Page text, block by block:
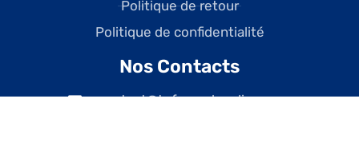
Politique de retour
Politique de confidentialité
Nos Contacts
contact@tefcanadaonline.com